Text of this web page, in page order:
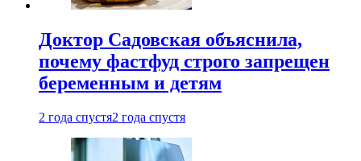
Доктор Садовская объяснила,
почему фастфуд строго запрещен
беременным и детям
2 года спустя2 года спустя